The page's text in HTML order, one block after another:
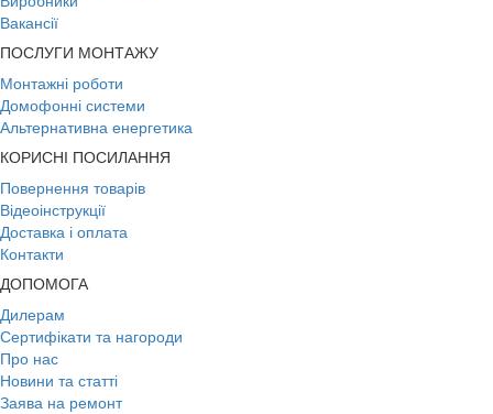
Вакансії
ПОСЛУГИ МОНТАЖУ
Монтажні роботи
Домофонні системи
Альтернативна енергетика
КОРИСНІ ПОСИЛАННЯ
Повернення товарів
Відеоінструкції
Доставка і оплата
Контакти
ДОПОМОГА
Дилерам
Сертифікати та нагороди
Про нас
Новини та статті
Заява на ремонт